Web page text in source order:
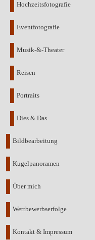
Hochzeitsfotografie
Eventfotografie
Musik-&-Theater
Reisen
Portraits
Dies & Das
Bildbearbeitung
Kugelpanoramen
Über mich
Wettbewerbserfolge
Kontakt & Impressum